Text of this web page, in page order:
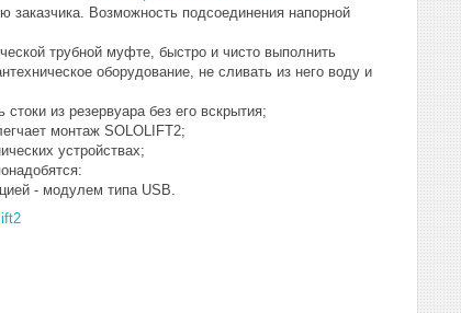
заказчика. Возможность подсоединения напорной
трубной муфте, быстро и чисто выполнить
оборудование, не сливать из него воду и
из резервуара без его вскрытия;
монтаж SOLOLIFT2;
устройствах;
- модулем типа USB.